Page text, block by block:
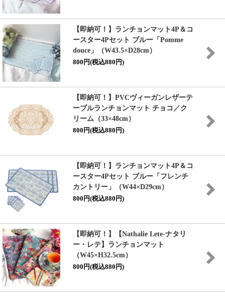
【即納可！】ランチョンマット4P＆コ
ースター4Pセット ブルー「Pomme
douce」（W43.5×D28cm）
800円(税込880円)
【即納可！】PVCヴィーガンレザーテ
ーブルランチョンマット チョコ／ク
リーム（33×48cm）
800円(税込880円)
【即納可！】ランチョンマット4P＆コ
ースター4Pセット ブルー「フレンチ
カントリー」（W44×D29cm）
800円(税込880円)
【即納可！】【Nathalie Lete-ナタリ
ー・レテ】ランチョンマット
（W45×H32.5cm）
800円(税込880円)